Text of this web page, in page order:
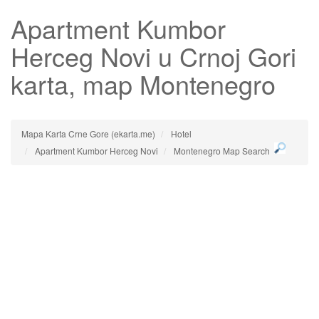
Apartment Kumbor
Herceg Novi u Crnoj Gori
karta, map Montenegro
Mapa Karta Crne Gore (ekarta.me)
Hotel
Apartment Kumbor Herceg Novi
Montenegro Map Search